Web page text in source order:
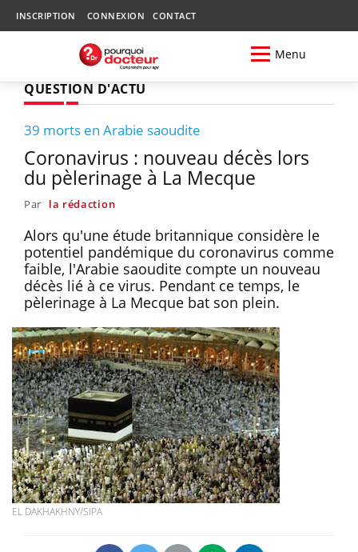
INSCRIPTION CONNEXION CONTACT
Menu
QUESTION D'ACTU
39 morts en Arabie saoudite
Coronavirus : nouveau décès lors
du pèlerinage à La Mecque
Par la rédaction
Alors qu'une étude britannique considère le
potentiel pandémique du coronavirus comme
faible, l'Arabie saoudite compte un nouveau
décès lié à ce virus. Pendant ce temps, le
pèlerinage à La Mecque bat son plein.
EL DAKHAKHNY/SIPA